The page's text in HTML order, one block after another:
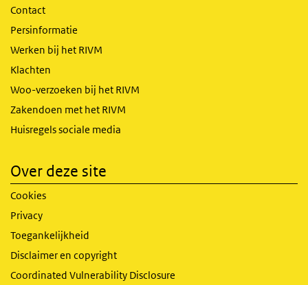
Contact
Persinformatie
Werken bij het RIVM
Klachten
Woo-verzoeken bij het RIVM
Zakendoen met het RIVM
Huisregels sociale media
Over deze site
Cookies
Privacy
Toegankelijkheid
Disclaimer en copyright
Coordinated Vulnerability Disclosure